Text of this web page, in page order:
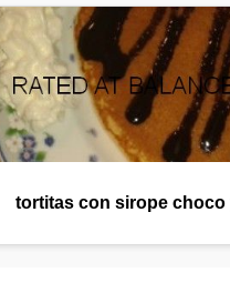
tortitas con sirope choco